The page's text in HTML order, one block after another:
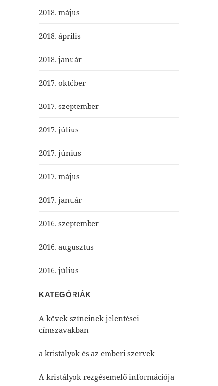
2018. május
2018. április
2018. január
2017. október
2017. szeptember
2017. július
2017. június
2017. május
2017. január
2016. szeptember
2016. augusztus
2016. július
KATEGÓRIÁK
A kövek színeinek jelentései
címszavakban
a kristályok és az emberi szervek
A kristályok rezgésemelő információja